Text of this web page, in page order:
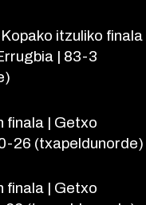
itzuliko finala
| 83-3
finala | Getxo
26 (txapeldunorde)
finala | Getxo